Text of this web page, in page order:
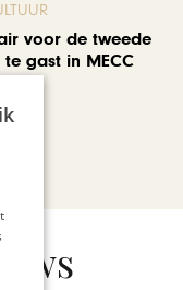
voor de tweede
gast in MECC